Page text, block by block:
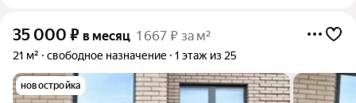
35 000 ₽ в месяц 1 667 ₽ за м²
21 м² свободное назначение 1 этаж из 25
новостройка